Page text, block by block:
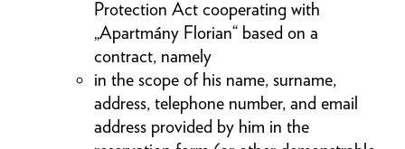
Protection Act cooperating with
„Apartmány Florian“ based on a
contract, namely
in the scope of his name, surname,
address, telephone number, and email
address provided by him in the